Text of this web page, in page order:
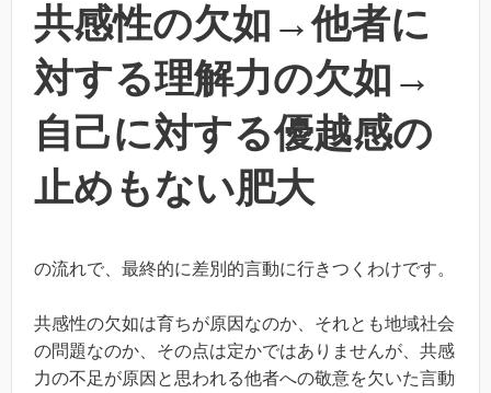
共感性の欠如→他者に
対する理解力の欠如→
自己に対する優越感の
止めもない肥大
の流れで、最終的に差別的言動に行きつくわけです。
共感性の欠如は育ちが原因なのか、それとも地域社会
の問題なのか、その点は定かではありませんが、共感
力の不足が原因と思われる他者への敬意を欠いた言動